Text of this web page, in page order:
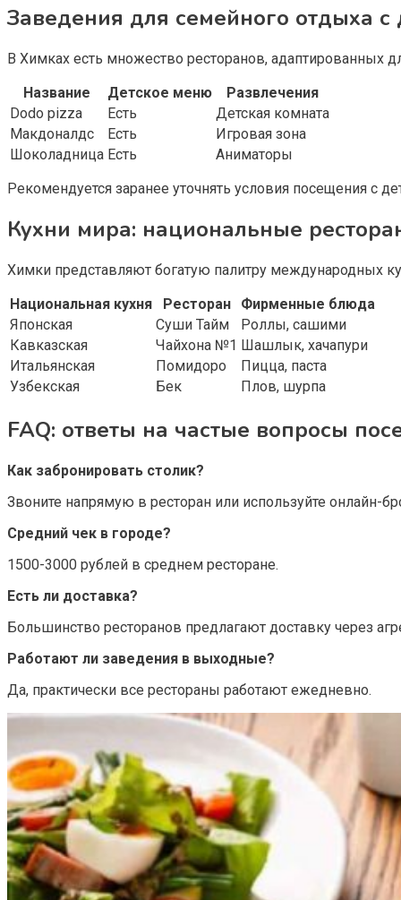
Заведения для семейного отдыха с
В Химках есть множество ресторанов, адаптированных
Название
Детское меню
Развлечения
Dodo pizza
Есть
Детская комната
Макдоналдс
Есть
Игровая зона
Шоколадница Есть
Аниматоры
Рекомендуется заранее уточнять условия посещения с
Кухни мира: национальные
Химки представляют богатую палитру международных
Национальная кухня
Ресторан
Фирменные блюда
Японская
Суши Тайм
Роллы, сашими
Кавказская
Чайхона №1 Шашлык, хачапури
Итальянская
Помидоро
Пицца, паста
Узбекская
Бек Плов, шурпа
FAQ: ответы на частые вопросы
Как забронировать столик?
Звоните напрямую в ресторан или используйте онлайн-
Средний чек в городе?
1500-3000 рублей в среднем ресторане.
Есть ли доставка?
Большинство ресторанов предлагают доставку через
Работают ли заведения в выходные?
Да, практически все рестораны работают ежедневно.